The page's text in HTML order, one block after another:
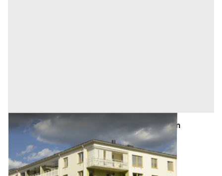
Asta Terreno agricolo e fabbricati rurali con
abitazione
Codevigo (Padova)
Offerta minima
124.500 € 166.000 €